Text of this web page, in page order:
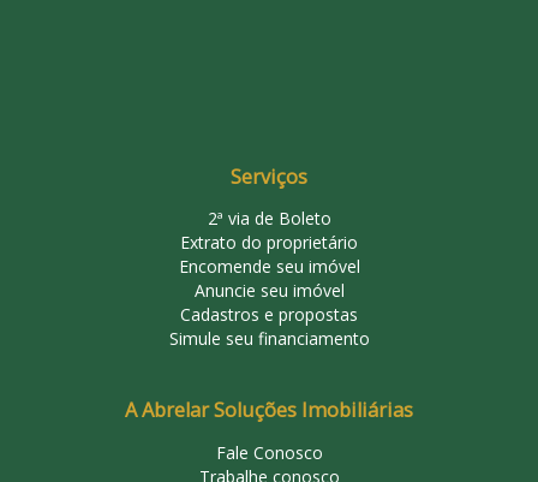
Serviços
2ª via de Boleto
Extrato do proprietário
Encomende seu imóvel
Anuncie seu imóvel
Cadastros e propostas
Simule seu financiamento
A Abrelar Soluções Imobiliárias
Fale Conosco
Trabalhe conosco